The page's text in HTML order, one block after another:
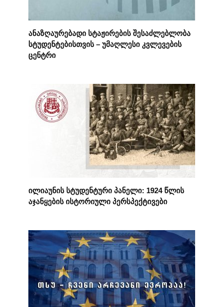
ანაზღაურებადი სტაჟირების შესაძლებლობა
სტუდენტებისთვის – უმაღლესი კვლევების
ცენტრი
ილიაუნის სტუდენტური პანელი: 1924 წლის
აჯანყების ისტორიული პერსპექტივები